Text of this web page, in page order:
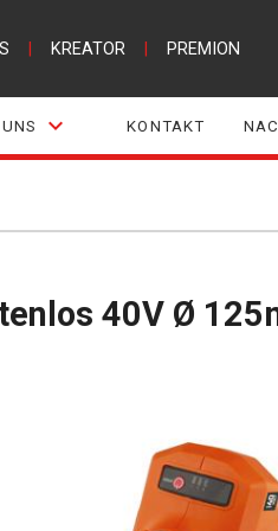
KREATOR PREMION
KONTAKT
40V Ø